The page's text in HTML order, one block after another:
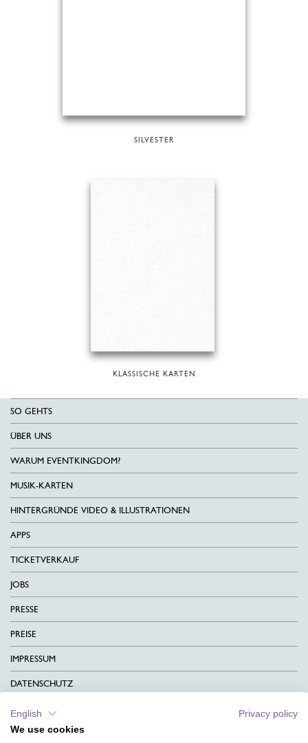
SILVESTER
KLASSISCHE KARTEN
SO GEHTS
ÜBER UNS
WARUM EVENTKINGDOM?
MUSIK-KARTEN
HINTERGRÜNDE VIDEO & ILLUSTRATIONEN
APPS
TICKETVERKAUF
JOBS
PRESSE
PREISE
IMPRESSUM
DATENSCHUTZ
KONTAKT
AGB
English
Privacy policy
We use cookies